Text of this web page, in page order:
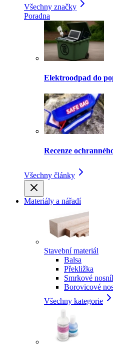
Všechny značky
Poradna
Elektroodpad do
Recenze
Všechny články
Materiály a nářadí
Stavební materiál
Balsa
Překližka
Smrkové
Borovicové
Všechny kategorie